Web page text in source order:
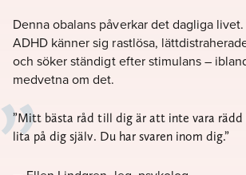
Denna obalans påverkar det dagliga
ADHD känner sig rastlösa,
och söker ständigt efter stimulans –
medvetna om det.
Mitt bästa råd till dig är att inte vara
lita på dig själv. Du har svaren inom dig.